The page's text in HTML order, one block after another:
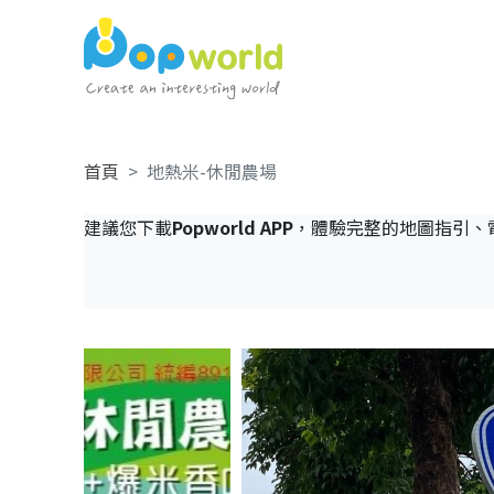
首頁 地熱米-休閒農場
建議您下載Popworld APP，體驗完整的地圖指引